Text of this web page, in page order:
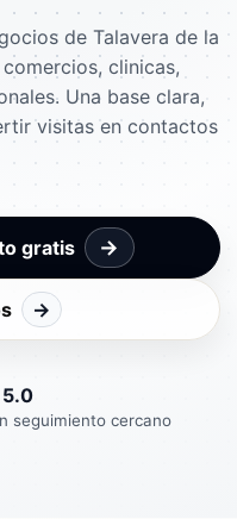
de Talavera de la
clinicas,
Una base clara,
visitas en contactos
gratis →
→
5.0
seguimiento cercano